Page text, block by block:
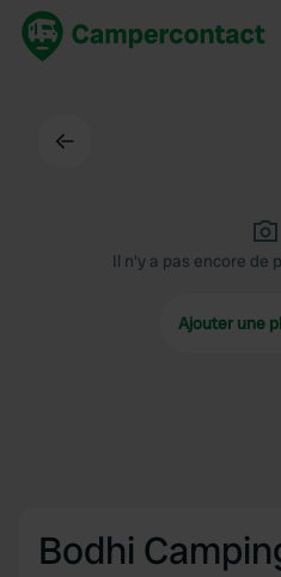
Il n'y a pas encore de
Ajouter une
Bodhi